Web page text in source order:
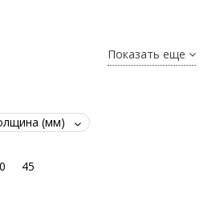
Показать еще
(мм)
45